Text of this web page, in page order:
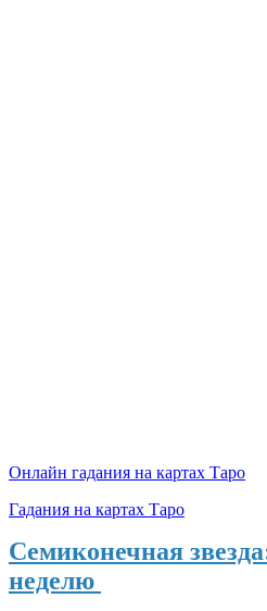
Онлайн гадания на картах Таро
Гадания на картах Таро
Семиконечная
неделю